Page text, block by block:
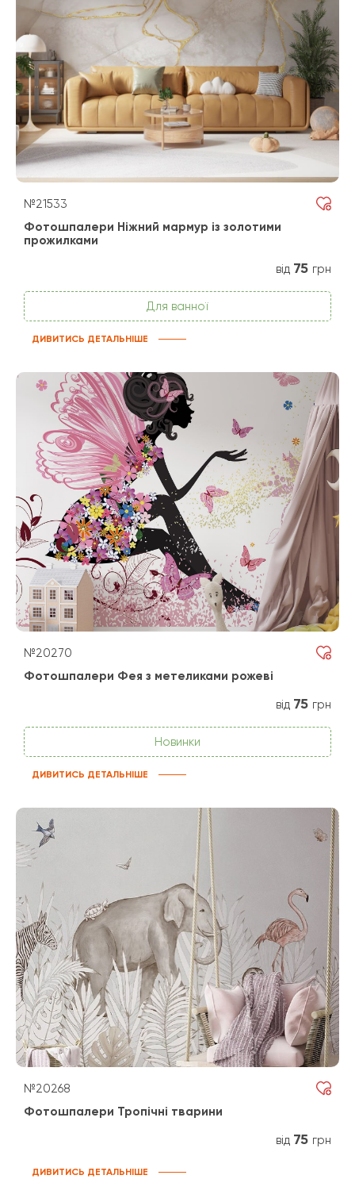
№21533
Фотошпалери Ніжний мармур із золотими
прожилками
від 75 грн
Для ванної
ДИВИТИСЬ ДЕТАЛЬНІШЕ
№20270
Фотошпалери Фея з метеликами рожеві
від 75 грн
Новинки
ДИВИТИСЬ ДЕТАЛЬНІШЕ
№20268
Фотошпалери Тропічні тварини
від 75 грн
ДИВИТИСЬ ДЕТАЛЬНІШЕ